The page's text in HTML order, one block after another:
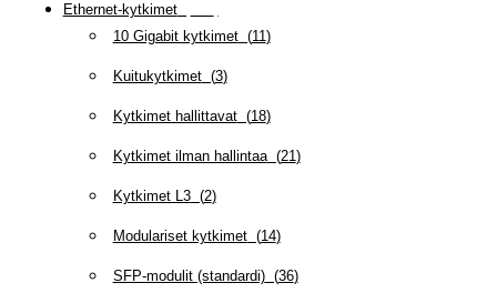
Ethernet-kytkimet(
10 Gigabit kytkimet(11)
Kuitukytkimet(3)
Kytkimet hallittavat(18)
Kytkimet ilman hallintaa(21)
Kytkimet L3(2)
Modulariset kytkimet(14)
SFP-modulit (standardi)(36)